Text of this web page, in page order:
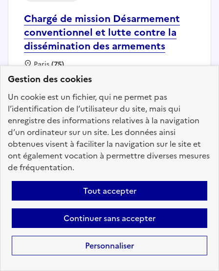
Gestion des cookies
Un cookie est un fichier, qui ne permet pas
l’identification de l’utilisateur du site, mais qui
enregistre des informations relatives à la navigation
d’un ordinateur sur un site. Les données ainsi
obtenues visent à faciliter la navigation sur le site et
ont également vocation à permettre diverses mesures
de fréquentation.
Tout accepter
Continuer sans accepter
Personnaliser
Chargé de mission Désarmement
conventionnel et lutte contre la
dissémination des armements
Localisation :
Paris(75)
Fonction publique :
Fonction publique de l'État
Employeur :
Direction générale des relations internationales
et de la stratégie (DGRIS)
En ligne depuis le 04 août 2026
Ajouter aux favoris : Chargé de mission
2 3
20
Suivant
Aller à la page